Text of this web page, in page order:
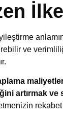
ve
artırmak
rekabet